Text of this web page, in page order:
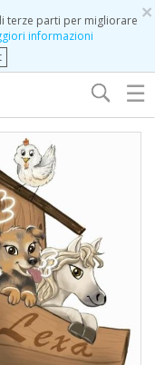
×
terze parti per migliorare
informazioni
☰